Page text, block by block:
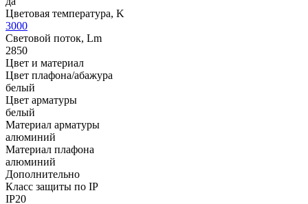
Цветовая температура, K
3000
Световой поток, Lm
2850
Цвет и материал
Цвет плафона/абажура
белый
Цвет арматуры
белый
Материал арматуры
алюминий
Материал плафона
алюминий
Дополнительно
Класс защиты по IP
IP20